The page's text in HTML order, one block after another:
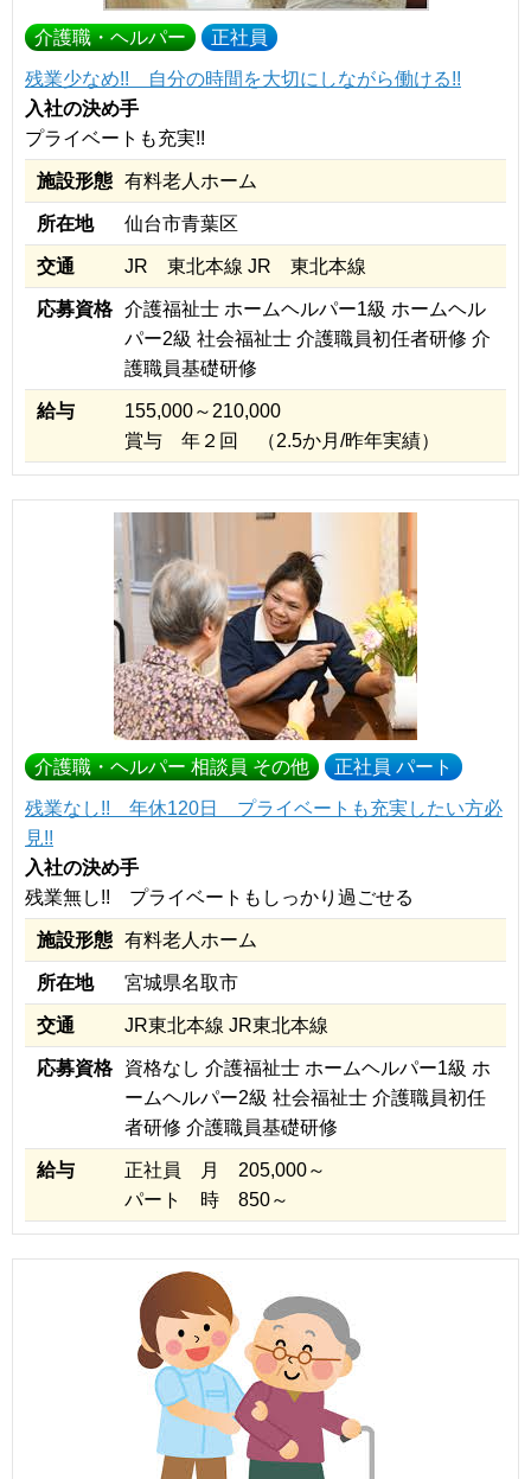
介護職・ヘルパー 正社員
残業少なめ!! 自分の時間を大切にしながら働ける!!
入社の決め手
プライベートも充実!!
施設形態 有料老人ホーム
所在地 仙台市青葉区
交通 JR 東北本線 JR 東北本線
応募資格 介護福祉士 ホームヘルパー1級 ホームヘル
パー2級 社会福祉士 介護職員初任者研修 介
護職員基礎研修
給与
155,000～210,000
賞与 年２回 （2.5か月/昨年実績）
介護職・ヘルパー 相談員 その他 正社員 パート
残業なし!! 年休120日 プライベートも充実したい方必
見!!
入社の決め手
残業無し!! プライベートもしっかり過ごせる
施設形態 有料老人ホーム
所在地 宮城県名取市
交通 JR東北本線 JR東北本線
応募資格
資格なし 介護福祉士 ホームヘルパー1級 ホ
ームヘルパー2級 社会福祉士 介護職員初任
者研修 介護職員基礎研修
給与
正社員 月 205,000～
パート 時 850～